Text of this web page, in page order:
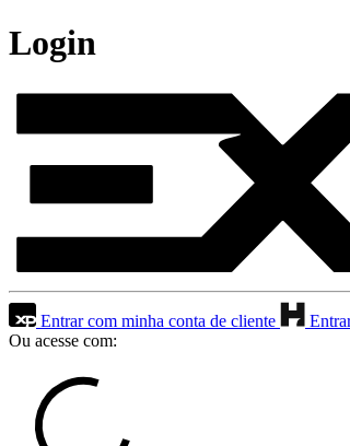
Login
Entrar com minha conta de cliente
Ou acesse com: